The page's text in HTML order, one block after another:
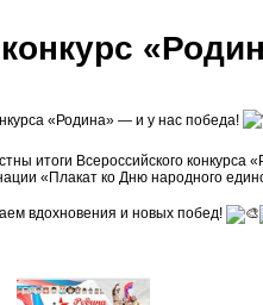
«Родина» — и у нас победа!
итоги Всероссийского
«Плакат ко Дню народного
вдохновения и новых побед!